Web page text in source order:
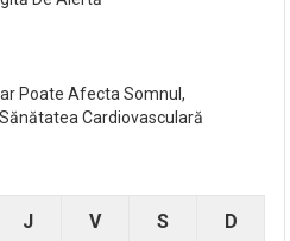
Poate Afecta Somnul,
Cardiovasculară
J V S D